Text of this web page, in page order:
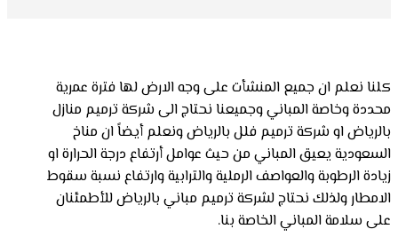
كلنا نعلم ان جميع المنشأت على وجه الارض لها فترة عمرية
محددة وخاصة المباني وجميعنا نحتاج الى شركة ترميم منازل
بالرياض او شركة ترميم فلل بالرياض ونعلم أيضاً ان مناخ
السعودية يعيق المباني من حيث عوامل أرتفاع درجة الحرارة او
زيادة الرطوبة والعواصف الرملية والترابية وارتفاع نسبة سقوط
الامطار ولذلك نحتاج لشركة ترميم مباني بالرياض للأطمئنان
على سلامة المباني الخاصة بنا.